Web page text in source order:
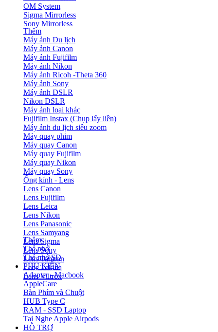
OM System
Sigma Mirrorless
Sony Mirrorless
Thêm
Máy ảnh Du lịch
Máy ảnh Canon
Máy ảnh Fujifilm
Máy ảnh Nikon
Máy ảnh Ricoh -Theta 360
Máy ảnh Sony
Máy ảnh DSLR
Nikon DSLR
Máy ảnh loại khác
Fujifilm Instax (Chụp lấy liền)
Máy ảnh du lịch siêu zoom
Máy quay phim
Máy quay Canon
Máy quay Fujifilm
Máy quay Nikon
Máy quay Sony
Ống kính - Lens
Lens Canon
Lens Fujifilm
Lens Leica
Lens Nikon
Lens Panasonic
Lens Samyang
Lens Sigma
Lens Sony
Lens Tamron
Lens Tokina
Lens Viltrox
Thêm
Thẻ nhớ
Thẻ nhớ SD
PHỤ KIỆN
Adapter - Macbook
AppleCare
Bàn Phím và Chuột
HUB Type C
RAM - SSD Laptop
Tai Nghe Apple Airpods
HỖ TRỢ